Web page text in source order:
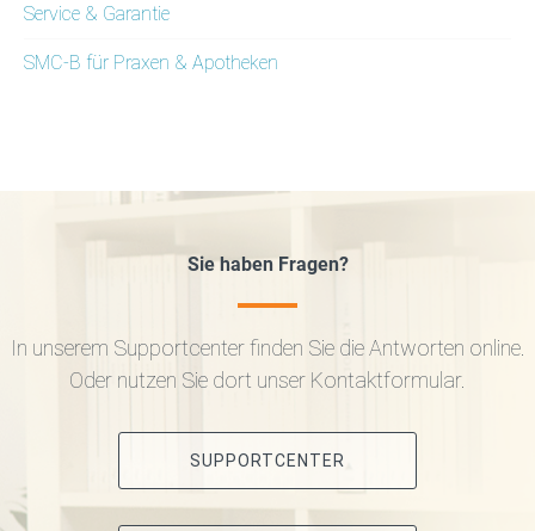
Service & Garantie
SMC-B für Praxen & Apotheken
Sie haben Fragen?
In unserem Supportcenter finden Sie die Antworten online.
Oder nutzen Sie dort unser Kontaktformular.
SUPPORTCENTER